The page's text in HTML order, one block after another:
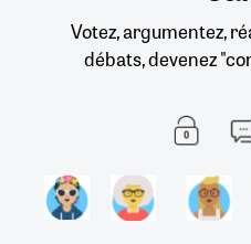
Votez, argumentez,
débats, devenez